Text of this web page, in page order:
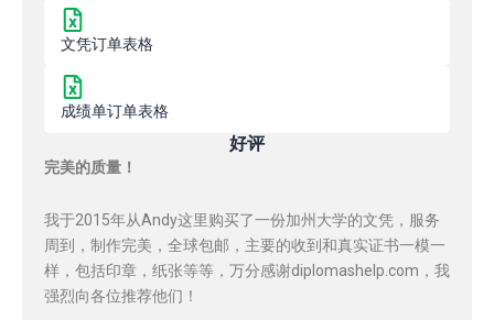
文凭订单表格
成绩单订单表格
好评
完美的质量！
我于2015年从Andy这里购买了一份加州大学的文凭，服务
周到，制作完美，全球包邮，主要的收到和真实证书一模一
样，包括印章，纸张等等，万分感谢diplomashelp.com，我
强烈向各位推荐他们！